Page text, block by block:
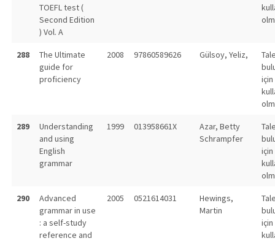
TOEFL test (
Second Edition
) Vol. A
288
The Ultimate
guide for
proficiency
2008 97860589626 Gülsoy, Yeliz,
için
289
Understanding
and using
English
grammar
1999 013958661X
Azar, Betty
Schrampfer
için
290
Advanced
grammar in use
: a self-study
reference and
2005 0521614031
Hewings,
Martin
için